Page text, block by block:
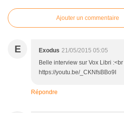
Ajouter un commentaire
E Exodus 21/05/2015 05:05
Belle interview sur Vox Libri :<br
https://youtu.be/_CKNfsBBo9I
Répondre